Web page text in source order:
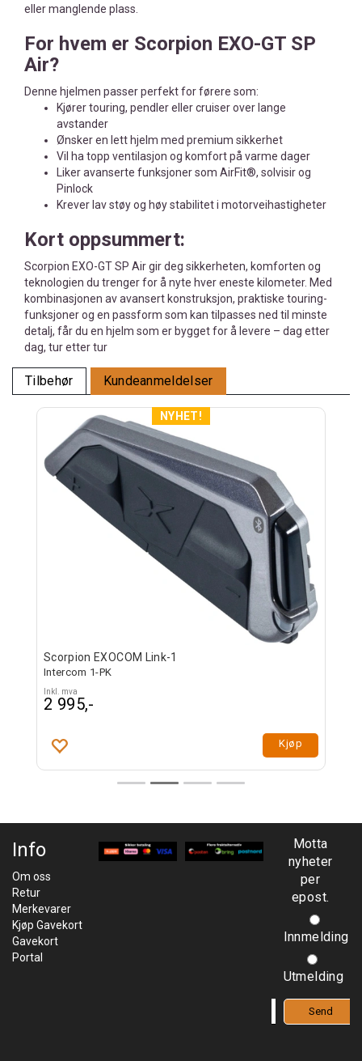
eller manglende plass.
For hvem er Scorpion EXO-GT SP
Air?
Denne hjelmen passer perfekt for førere som:
Kjører touring, pendler eller cruiser over lange
avstander
Ønsker en lett hjelm med premium sikkerhet
Vil ha topp ventilasjon og komfort på varme dager
Liker avanserte funksjoner som AirFit®, solvisir og
Pinlock
Krever lav støy og høy stabilitet i motorveihastigheter
Kort oppsummert:
Scorpion EXO-GT SP Air gir deg sikkerheten, komforten og
teknologien du trenger for å nyte hver eneste kilometer. Med
kombinasjonen av avansert konstruksjon, praktiske touring-
funksjoner og en passform som kan tilpasses ned til minste
detalj, får du en hjelm som er bygget for å levere – dag etter
dag, tur etter tur
Tilbehør Kundeanmeldelser
Scorpion EXOCOM Link-1
Intercom 1-PK
Inkl. mva
2 995,-
Kjøp
Info
Om oss
Retur
Merkevarer
Kjøp Gavekort
Gavekort
Portal
Motta
nyheter
per
epost.
Innmelding
Utmelding